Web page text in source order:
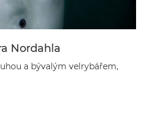
Nordahla
a bývalým velrybářem,